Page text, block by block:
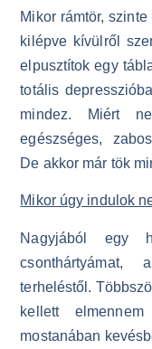
Mikor rámtör,
kilépve kívülről
elpusztítok egy
totális
mindez. Miért
egészséges,
De akkor már tök
Mikor úgy indulok
Nagyjából egy
csonthártyámat,
terheléstől.
kellett
mostanában